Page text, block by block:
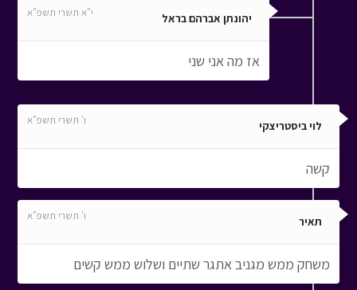
יהונתן אברהם בראל י"א תשרי תשפ"א
אז מה אני שני
לוי ביסטריצקי ו' תשרי תשפ"א
קשה
תאיר ו' תשרי תשפ"א
משחק ממש מגניב אתגר שתיים ושלוש ממש קשים